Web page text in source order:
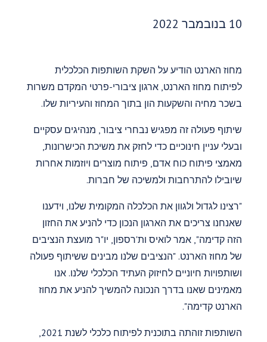
תאריך פרסום:
10 בנובמבר 2022
מחוז הארנט הודיע על השקת השותפות הכלכלית
לפיתוח מחוז הארנט, ארגון ציבורי-פרטי המקדם משרות
בשכר מחיה והשקעות הון בתוך המחוז והעיריות שלו.
שיתוף פעולה זה מפגיש נבחרי ציבור, מנהיגים עסקיים
ובעלי עניין חינוכיים כדי לחזק את משיכת הכישרונות,
מאמצי פיתוח כוח אדם, פיתוח מוצרים ויוזמות אחרות
שיובילו להתרחבות ולמשיכה של חברות.
"רצינו לגדול ולגוון את הכלכלה המקומית שלנו, וידענו
שאנחנו צריכים את הארגון הנכון כדי להניע את החזון
הזה קדימה", אמר לואיס ות'רספון, יו"ר מועצת הנציבים
של מחוז הארנט. "הנציבים שלנו מבינים ששיתוף פעולה
ושותפויות חיוניים לחיזוק העתיד הכלכלי שלנו. אנו
מאמינים שאנו בדרך הנכונה להמשיך להניע את מחוז
הארנט קדימה".